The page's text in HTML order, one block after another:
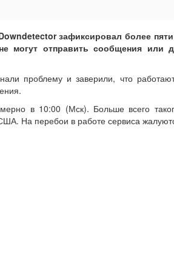
зафиксировал более
могут отправить сообщения или
проблему и заверили, что
в 10:00 (Мск). Больше всего
На перебои в работе сервиса